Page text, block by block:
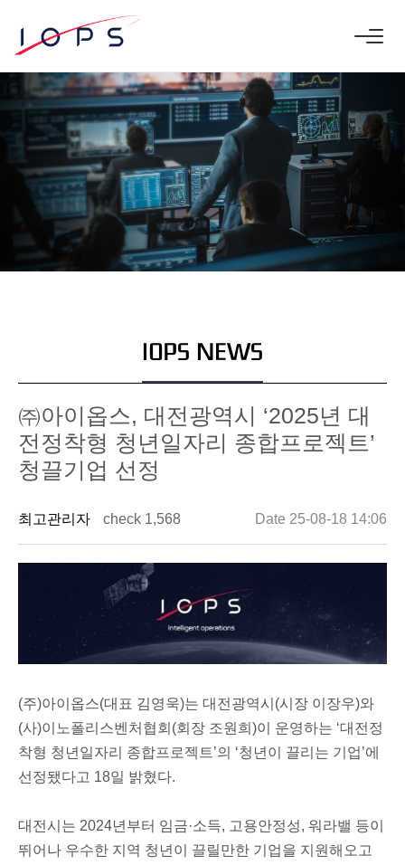
IOPS NEWS
㈜아이옵스, 대전광역시 ‘2025년 대
전정착형 청년일자리 종합프로젝트’
청끌기업 선정
최고관리자 check 1,568 Date 25-08-18 14:06
(주)아이옵스(대표 김영욱)는 대전광역시(시장 이장우)와
(사)이노폴리스벤처협회(회장 조원희)이 운영하는 ‘대전정
착형 청년일자리 종합프로젝트’의 ‘청년이 끌리는 기업’에
선정됐다고 18일 밝혔다.
대전시는 2024년부터 임금·소득, 고용안정성, 워라밸 등이
뛰어나 우수한 지역 청년이 끌릴만한 기업을 지원해오고